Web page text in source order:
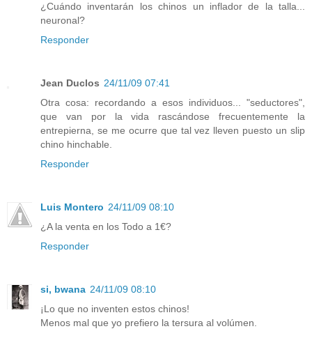
¿Cuándo inventarán los chinos un inflador de la talla...
neuronal?
Responder
Jean Duclos 24/11/09 07:41
Otra cosa: recordando a esos individuos... "seductores",
que van por la vida rascándose frecuentemente la
entrepierna, se me ocurre que tal vez lleven puesto un slip
chino hinchable.
Responder
Luis Montero 24/11/09 08:10
¿A la venta en los Todo a 1€?
Responder
si, bwana 24/11/09 08:10
¡Lo que no inventen estos chinos!
Menos mal que yo prefiero la tersura al volúmen.